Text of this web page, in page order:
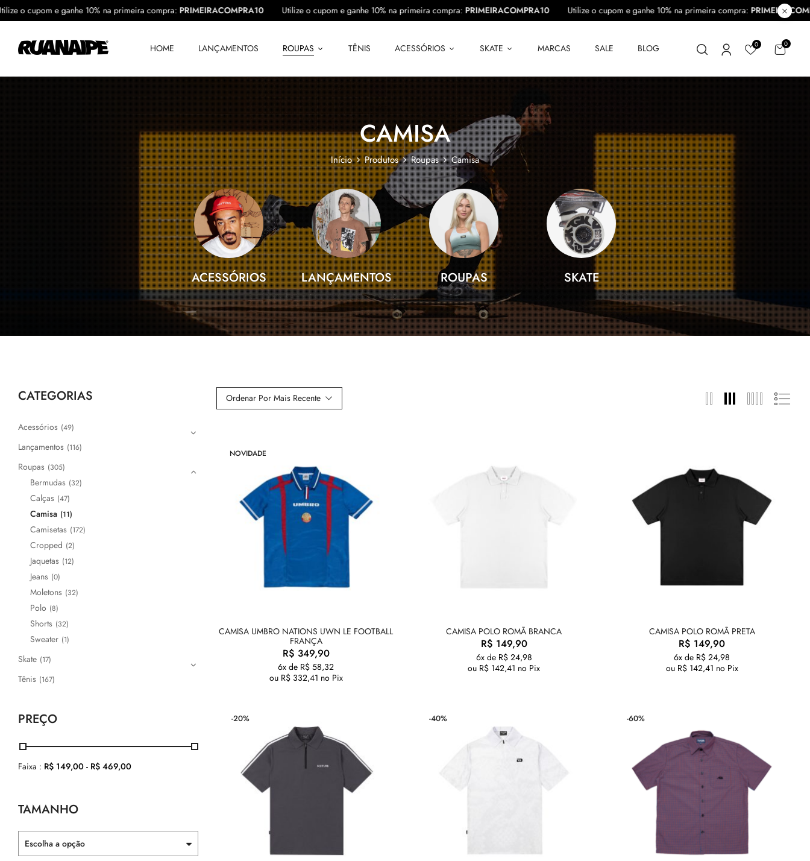
Utilize o cupom e ganhe 10% na primeira compra:PRIMEIRACOMPRA10 Utilize o cupom e ganhe 10% na primeira compra:PRIMEIRACOMPRA10 Utilize o cupom e ganhe 10% na primeira compra:
HOME LANÇAMENTOS ROUPAS TÊNIS ACESSÓRIOS SKATE MARCAS SALE BLOG 0 0
CAMISA
Início Produtos Roupas Camisa
ACESSÓRIOS LANÇAMENTOS ROUPAS SKATE TÊNIS
CATEGORIAS
Acessórios (49)
Lançamentos (116)
Roupas (305)
Bermudas (32)
Calças (47)
Camisa (11)
Camisetas (172)
Cropped (2)
Jaquetas (12)
Jeans (0)
Moletons (32)
Polo (8)
Shorts (32)
Sweater (1)
Skate (17)
Tênis (167)
PREÇO
Faixa : R$ 149,00 - R$ 469,00
TAMANHO
Escolha a opção
Ordenar Por Mais Recente
NOVIDADE
CAMISA UMBRO NATIONS UWN LE FOOTBALL
FRANÇA
R$ 349,90
6x de R$ 58,32
ou R$332,41 no Pix
CAMISA POLO ROMÃ BRANCA
R$ 149,90
6x de R$24,98
ou R$ 142,41 no Pix
CAMISA POLO ROMÃ PRETA
R$ 149,90
6x de R$ 24,98
ou R$142,41 no Pix
-20% -40% -60%